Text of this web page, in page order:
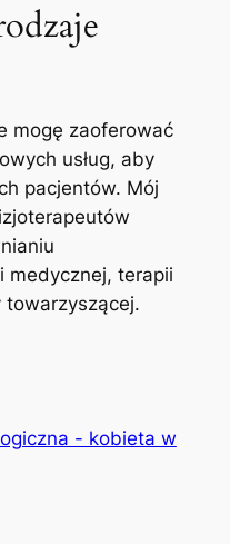
mogę zaoferować
usług, aby
pacjentów. Mój
medycznej, terapii
towarzyszącej.